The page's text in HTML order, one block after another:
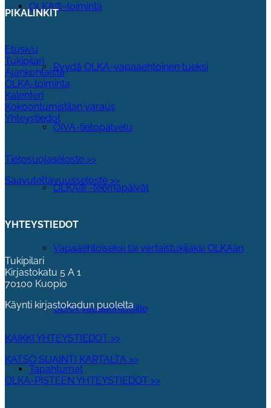
OLKA®-toiminta
Pyydä OLKA-vapaaehtoinen tueksi
OIVA-tietopalvelu
OLKA® -teemapäivät
Vapaaehtoiseksi tai vertaistukijaksi OLKAan
OLKA vapaaehtoisille
Tapahtumat
PIKALINKIT
Etusivu
Tukipilari
Ajankohtaista
OLKA-toiminta
Kalenteri
Kokoontumistilan varaus
Yhteystiedot
Tietosuojaseloste >>
Saavutettavuusseloste >>
YHTEYSTIEDOT
Tukipilari
Kirjastokatu 5 A 1
70100 Kuopio
Käynti kirjastokadun puolelta
KAIKKI YHTEYSTIEDOT >>
KATSO SIJAINTI KARTALTA >>
OLKA-PISTEEN YHTEYSTIEDOT >>